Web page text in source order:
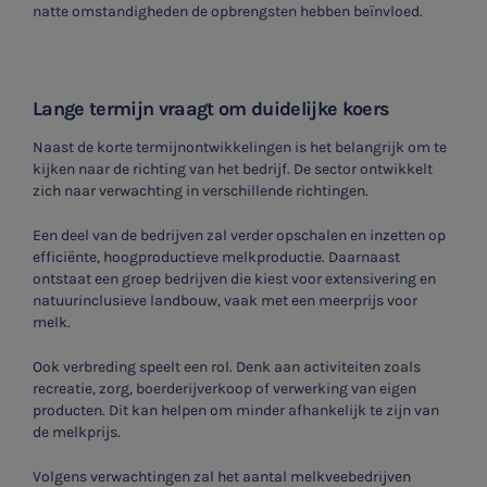
natte omstandigheden de opbrengsten hebben beïnvloed.
Lange termijn vraagt om duidelijke koers
Naast de korte termijnontwikkelingen is het belangrijk om te
kijken naar de richting van het bedrijf. De sector ontwikkelt
zich naar verwachting in verschillende richtingen.
Een deel van de bedrijven zal verder opschalen en inzetten op
efficiënte, hoogproductieve melkproductie. Daarnaast
ontstaat een groep bedrijven die kiest voor extensivering en
natuurinclusieve landbouw, vaak met een meerprijs voor
melk.
Ook verbreding speelt een rol. Denk aan activiteiten zoals
recreatie, zorg, boerderijverkoop of verwerking van eigen
producten. Dit kan helpen om minder afhankelijk te zijn van
de melkprijs.
Volgens verwachtingen zal het aantal melkveebedrijven